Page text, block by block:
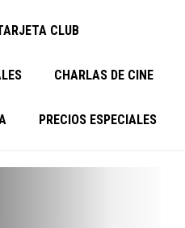
CLUB
CHARLAS DE CINE
PRECIOS ESPECIALES